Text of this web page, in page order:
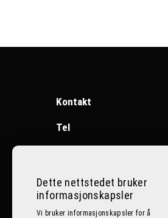
Kontakt
Tel
Nesbyen:32072500
Lillehammer: 612 59 059
Dette nettstedet bruker
informasjonskapsler
Vi bruker informasjonskapsler for å